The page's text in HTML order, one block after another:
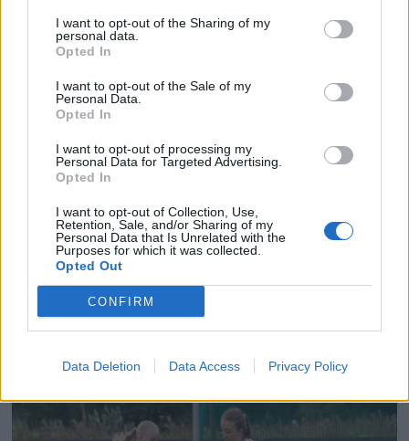
I want to opt-out of the Sharing of my
personal data.
Opted In
I want to opt-out of the Sale of my
Personal Data.
Opted In
I want to opt-out of processing my
Personal Data for Targeted Advertising.
Opted In
I want to opt-out of Collection, Use,
Retention, Sale, and/or Sharing of my
Personal Data that Is Unrelated with the
Purposes for which it was collected.
Opted Out
CONFIRM
Data Deletion Data Access Privacy Policy